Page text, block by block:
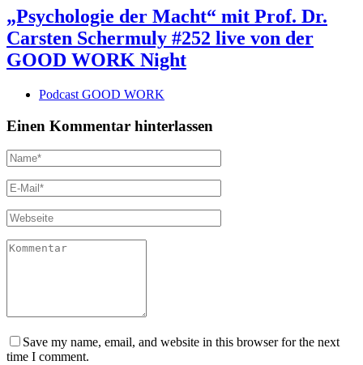
„Psychologie der Macht“ mit Prof. Dr.
Carsten Schermuly #252 live von der
GOOD WORK Night
Podcast GOOD WORK
Einen Kommentar hinterlassen
Save my name, email, and website in this browser for the next
time I comment.